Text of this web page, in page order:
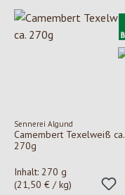
Sennerei Algund
Camembert Texelweiß ca.
270g
Inhalt: 270 g
(21,50 € / kg)